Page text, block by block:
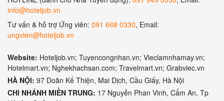
info@hoteljob.vn
Tư vấn & hỗ trợ Ứng viên: 091 668 0330, Email:
ungvien@hoteljob.vn
Website: Hoteljob.vn; Tuyencongnhan.vn; Vieclamnhamay.vn;
Hotelmart.vn; Nghekhachsan.com; Travelmart.vn; Grabviec.vn
HÀ NỘI: 97 Doãn Kế Thiện, Mai Dịch, Cầu Giấy, Hà Nội
CHI NHÁNH MIỀN TRUNG: 17 Nguyễn Phan Vinh, Cẩm An, Tp